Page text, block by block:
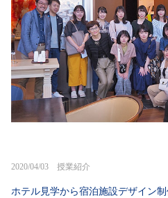
2020/04/03 授業紹介
ホテル見学から宿泊施設デザイン